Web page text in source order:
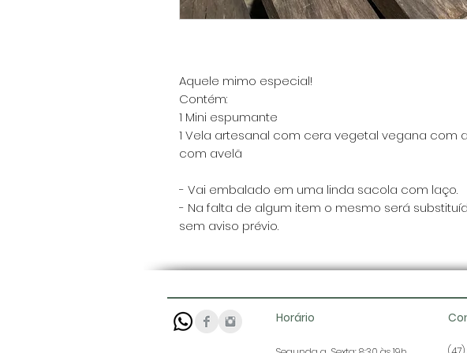
Aquele mimo especial!
Contém:
1 Mini espumante
1 Vela artesanal com cera vegetal vegana com
com avelã
- Vai embalado em uma linda sacola com laço.
- Na falta de algum item o mesmo será
sem aviso prévio.
Horário